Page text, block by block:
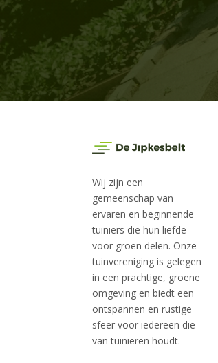
Wij zijn een
gemeenschap van
ervaren en beginnende
tuiniers die hun liefde
voor groen delen. Onze
tuinvereniging is gelegen
in een prachtige, groene
omgeving en biedt een
ontspannen en rustige
sfeer voor iedereen die
van tuinieren houdt.